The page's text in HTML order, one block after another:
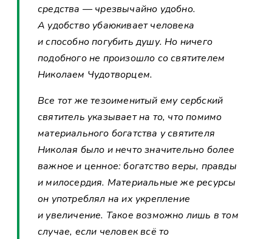
средства — чрезвычайно удобно.
А удобство убаюкивает человека
и способно погубить душу. Но ничего
подобного не произошло со святителем
Николаем Чудотворцем.
Все тот же тезоименитый ему сербский
святитель указывает на то, что помимо
материального богатства у святителя
Николая было и нечто значительно более
важное и ценное: богатство веры, правды
и милосердия. Материальные же ресурсы
он употреблял на их укрепление
и увеличение. Такое возможно лишь в том
случае, если человек всё то